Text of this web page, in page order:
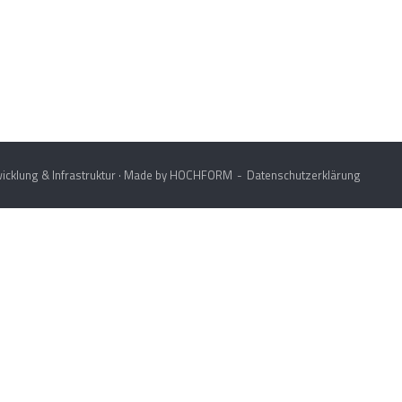
& Infrastruktur · Made by HOCHFORM Datenschutzerklärung